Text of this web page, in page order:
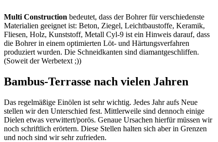
Multi Construction bedeutet, dass der Bohrer für verschiedenste
Materialien geeignet ist: Beton, Ziegel, Leichtbaustoffe, Keramik,
Fliesen, Holz, Kunststoff, Metall Cyl-9 ist ein Hinweis darauf, dass
die Bohrer in einem optimierten Löt- und Härtungsverfahren
produziert wurden. Die Schneidkanten sind diamantgeschliffen.
(Soweit der Werbetext ;))
Bambus-Terrasse nach vielen Jahren
Das regelmäßige Einölen ist sehr wichtig. Jedes Jahr aufs Neue
stellen wir den Unterschied fest. Mittlerweile sind dennoch einige
Dielen etwas verwittert/porös. Genaue Ursachen hierfür müssen wir
noch schriftlich erörtern. Diese Stellen halten sich aber in Grenzen
und noch sind wir sehr zufrieden.